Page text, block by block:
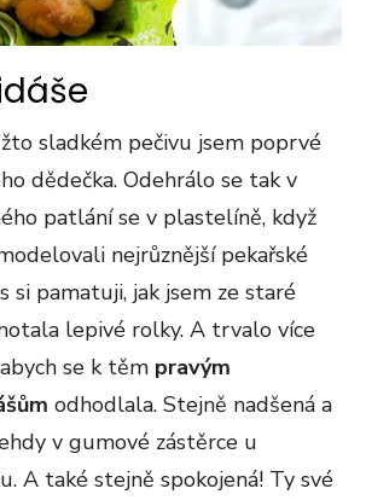
sladkém pečivu jsem poprvé
dědečka. Odehrálo se tak v
patlání se v plastelíně, když
nejrůznější pekařské
si pamatuji, jak jsem ze staré
lepivé rolky. A trvalo více
se k těm pravým
odhodlala. Stejně nadšená a
v gumové zástěrce u
A také stejně spokojená! Ty své